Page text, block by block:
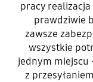
pracy
prawdziwie
zawsze
wszystkie
jednym miejscu
z